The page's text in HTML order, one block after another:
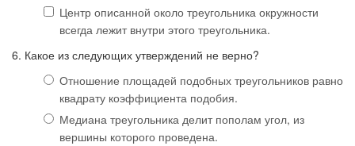
Центр описанной около треугольника окружности
всегда лежит внутри этого треугольника.
6. Какое из следующих утверждений не верно?
Отношение площадей подобных треугольников равно
квадрату коэффициента подобия.
Медиана треугольника делит пополам угол, из
вершины которого проведена.